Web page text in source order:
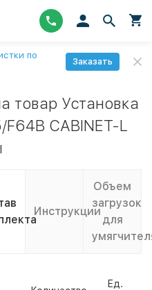
по
Заказать
товар Установка
CABINET-L
Инструкции
Объем
загрузок
для
Ед.